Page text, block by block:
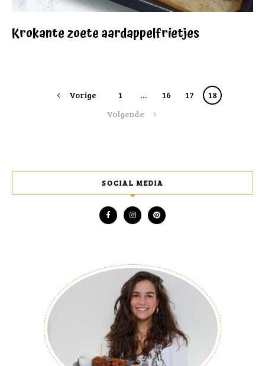
Krokante zoete aardappelfrietjes
Vorige 1 … 16 17
18
Volgende
SOCIAL MEDIA